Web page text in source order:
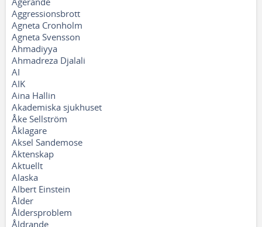
Aggressionsbrott
Agneta Cronholm
Agneta Svensson
Ahmadiyya
Ahmadreza Djalali
AI
AIK
Aina Hallin
Akademiska sjukhuset
Åke Sellström
Åklagare
Aksel Sandemose
Äktenskap
Aktuellt
Alaska
Albert Einstein
Ålder
Åldersproblem
Åldrande